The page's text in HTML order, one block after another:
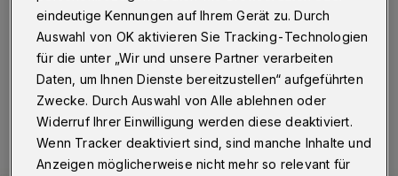
21.06.2017 , 21:36 Uhr Eine Minute Lesezeit
eindeutige Kennungen auf Ihrem Gerät zu. Durch
Auswahl von OK aktivieren Sie Tracking-Technologien
für die unter „Wir und unsere Partner verarbeiten
Daten, um Ihnen Dienste bereitzustellen“ aufgeführten
Zwecke. Durch Auswahl von Alle ablehnen oder
Widerruf Ihrer Einwilligung werden diese deaktiviert.
Wenn Tracker deaktiviert sind, sind manche Inhalte und
Anzeigen möglicherweise nicht mehr so relevant für